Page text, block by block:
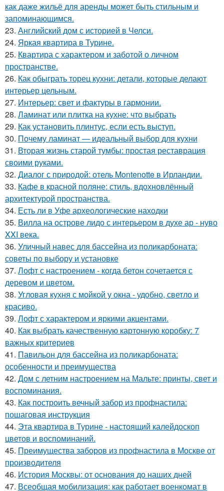
как даже жильё для аренды может быть стильным и
запоминающимся.
23. Английский дом с историей в Челси.
24. Яркая квартира в Турине.
25. Квартира с характером и заботой о личном
пространстве.
26. Как обыграть торец кухни: детали, которые делают
интерьер цельным.
27. Интерьер: свет и фактуры в гармонии.
28. Ламинат или плитка на кухне: что выбрать
29. Как установить плинтус, если есть выступ.
30. Почему ламинат — идеальный выбор для кухни
31. Вторая жизнь старой тумбы: простая реставрация
своими руками.
32. Диалог с природой: отель Montenotte в Ирландии.
33. Кафе в красной поляне: стиль, вдохновлённый
архитектурой пространства.
34. Есть ли в Уфе археологические находки
35. Вилла на острове лидо с интерьером в духе ар - нуво
XXI века.
36. Уличный навес для бассейна из поликарбоната:
советы по выбору и установке
37. Лофт с настроением - когда бетон сочетается с
деревом и цветом.
38. Угловая кухня с мойкой у окна - удобно, светло и
красиво.
39. Лофт с характером и яркими акцентами.
40. Как выбрать качественную картонную коробку: 7
важных критериев
41. Павильон для бассейна из поликарбоната:
особенности и преимущества
42. Дом с летним настроением на Мальте: принты, свет и
воспоминания.
43. Как построить вечный забор из профнастила:
пошаговая инструкция
44. Эта квартира в Турине - настоящий калейдоскоп
цветов и воспоминаний.
45. Преимущества заборов из профнастила в Москве от
производителя
46. История Москвы: от основания до наших дней
47. Всеобщая мобилизация: как работает военкомат в